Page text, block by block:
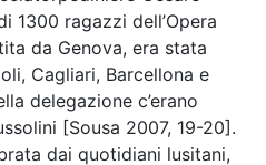
1300 ragazzi dell’Opera
da Genova, era stata
Cagliari, Barcellona e
delegazione c’erano
[Sousa 2007, 19-20].
dai quotidiani lusitani,